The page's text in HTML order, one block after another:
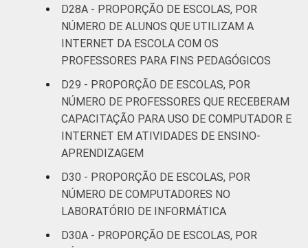
D28A - PROPORÇÃO DE ESCOLAS, POR
NÚMERO DE ALUNOS QUE UTILIZAM A
INTERNET DA ESCOLA COM OS
PROFESSORES PARA FINS PEDAGÓGICOS
D29 - PROPORÇÃO DE ESCOLAS, POR
NÚMERO DE PROFESSORES QUE RECEBERAM
CAPACITAÇÃO PARA USO DE COMPUTADOR E
INTERNET EM ATIVIDADES DE ENSINO-
APRENDIZAGEM
D30 - PROPORÇÃO DE ESCOLAS, POR
NÚMERO DE COMPUTADORES NO
LABORATÓRIO DE INFORMÁTICA
D30A - PROPORÇÃO DE ESCOLAS, POR